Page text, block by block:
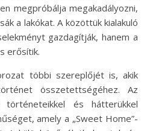
megpróbálja megakadályozni,
a lakókat. A közöttük kialakuló
gazdagítják, hanem a
erősítik.
többi szereplőjét is, akik
összetettségéhez. Az
és hátterükkel
amely a „Sweet Home”-